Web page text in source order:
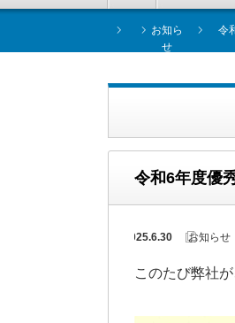
お知ら
せ
令
令和6年度優
2025.6.30 お知らせ
このたび弊社